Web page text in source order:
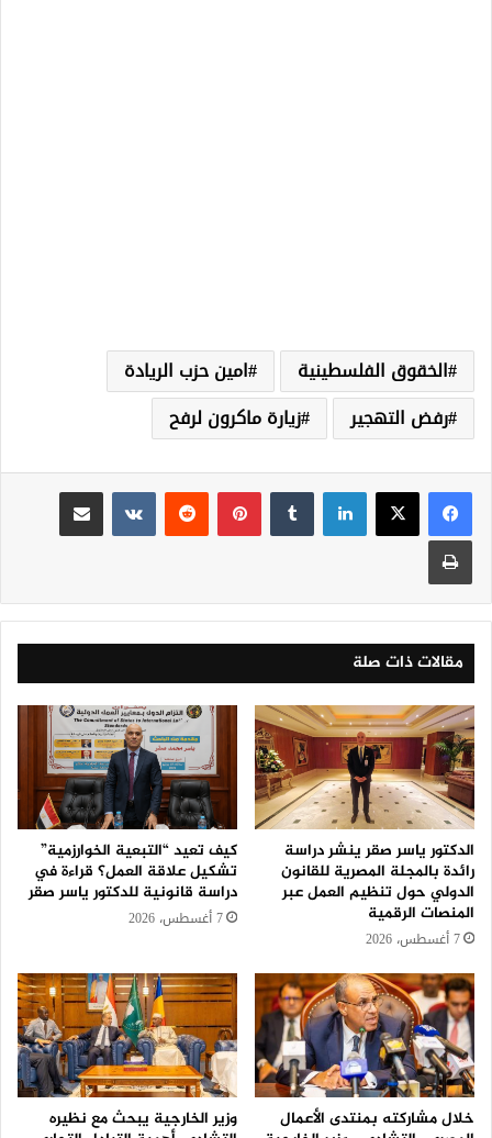
الخقوق الفلسطينية
امين حزب الريادة
رفض التهجير
زيارة ماكرون لرفح
لينكدإن بينتيريست
مقالات ذات صلة
الدكتور ياسر صقر ينشر دراسة
رائدة بالمجلة المصرية للقانون
الدولي حول تنظيم العمل عبر
المنصات الرقمية
7 أغسطس، 2026
كيف تعيد “التبعية الخوارزمية”
تشكيل علاقة العمل؟ قراءة في
دراسة قانونية للدكتور ياسر صقر
7 أغسطس، 2026
خلال مشاركته بمنتدى الأعمال
وزير الخارجية يبحث مع نظيره